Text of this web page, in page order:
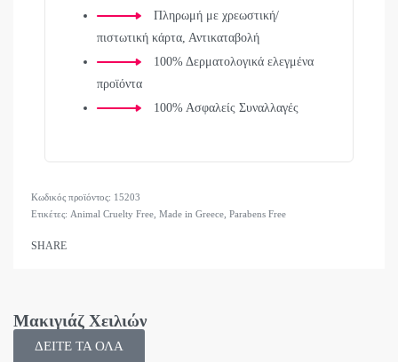
Πληρωμή με χρεωστική/
πιστωτική κάρτα, Αντικαταβολή
100% Δερματολογικά ελεγμένα
προϊόντα
100% Ασφαλείς Συναλλαγές
15203
Ετικέτες: Animal Cruelty Free Made in Greece Parabens Free
SHARE
Μακιγιάζ Χειλιών
ΔΕΙΤΕ ΤΑ ΟΛΑ